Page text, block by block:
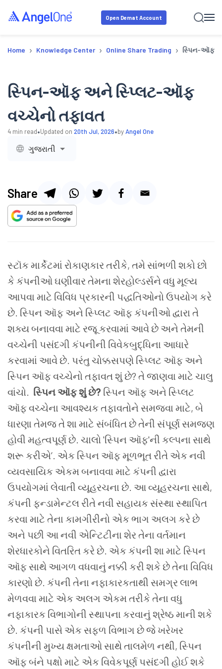
Open Demat Account
Home › Knowledge Center › Online Share Trading › સ્પિન-ઑફ
સ્પિન-ઑફ અને સ્પ્લિટ-ઑફ
વચ્ચેનો તફાવત
4 min read•Updated on 20th Jul, 2026•byAngel One
ગુજરાતી
Share
સ્ટૉક માર્કેટમાં રોકાણકાર તરીકે, તમે સાંભળી શકો છો
કે કંપનીઓ ઘણીવાર તેમના શેરહોલ્ડર્સને વધુ મૂલ્ય
આપવા માટે વિવિધ પ્રકારની પદ્ધતિઓનો ઉપયોગ કરે
છે. સ્પિન ઑફ અને સ્પ્લિટ ઑફ કંપનીઓ દ્વારા તે
શક્ય બનાવવા માટે રજૂ કરવામાં આવે છે અને તેમની
વચ્ચેની પસંદગી કંપનીની વિવેકબુદ્ધિના આધારે
કરવામાં આવે છે. પરંતુ ચોક્કસપણે સ્પ્લિટ ઑફ અને
સ્પિન ઑફ વચ્ચેનો તફાવત શું છે? તે જાણવા માટે ચાલુ
વાંચો. સ્પિન ઑફ શું છે? સ્પિન ઑફ અને સ્પ્લિટ
ઑફ વચ્ચેના આવશ્યક તફાવતોને સમજવા માટે, બે
ધારણા તેમજ તે શા માટે સંબંધિત છે તેની સંપૂર્ણ સમજણ
હોવી મહત્વપૂર્ણ છે. ચાલો 'સ્પિન ઑફ'ની કલ્પના સાથે
શરૂ કરીએ’. એક સ્પિન ઑફ મૂળભૂત રીતે એક નવી
વ્યવસાયિક એકમ બનાવવા માટે કંપની દ્વારા
ઉપયોગમાં લેવાતી વ્યૂહરચના છે. આ વ્યૂહરચના સાથે,
કંપની ફન્ડામેન્ટલ રીતે નવી સહાયક સંસ્થા સ્થાપિત
કરવા માટે તેના કામગીરીનો એક ભાગ અલગ કરે છે
અને પછી આ નવી એન્ટિટીના શેર તેના વર્તમાન
શેરધારકોને વિતરિત કરે છે. એક કંપની શા માટે સ્પિન
ઑફ સાથે આગળ વધવાનું નક્કી કરી શકે છે તેના વિવિધ
કારણો છે. કંપની તેના નફાકારકતાથી સમગ્ર લાભ
મેળવવા માટે એક અલગ એકમ તરીકે તેના વધુ
નફાકારક વિભાગોની સ્થાપના કરવાનું શ્રેષ્ઠ માની શકે
છે. કંપની પાસે એક સફળ વિભાગ છે જે ખરેખર
કંપનીની મુખ્ય ક્ષમતાઓ સાથે તાલમેળ નથી, સ્પિન
ઑફ બંને પક્ષો માટે એક વિવેકપૂર્ણ પસંદગી હોઈ શકે